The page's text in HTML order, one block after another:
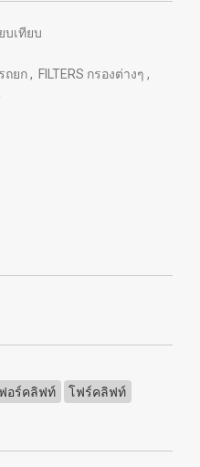
บเทียบ
ถยก, FILTERS กรองต่างๆ ,
ฟอร์คลิฟท์ โฟร์คลิฟท์